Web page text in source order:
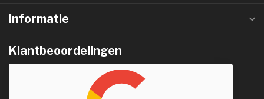
Informatie
Klantbeoordelingen